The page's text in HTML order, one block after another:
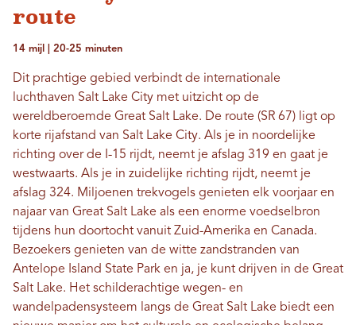
route
14 mijl | 20-25 minuten
Dit prachtige gebied verbindt de internationale
luchthaven Salt Lake City met uitzicht op de
wereldberoemde Great Salt Lake. De route (SR 67) ligt op
korte rijafstand van Salt Lake City. Als je in noordelijke
richting over de I-15 rijdt, neemt je afslag 319 en gaat je
westwaarts. Als je in zuidelijke richting rijdt, neemt je
afslag 324. Miljoenen trekvogels genieten elk voorjaar en
najaar van Great Salt Lake als een enorme voedselbron
tijdens hun doortocht vanuit Zuid-Amerika en Canada.
Bezoekers genieten van de witte zandstranden van
Antelope Island State Park en ja, je kunt drijven in de Great
Salt Lake. Het schilderachtige wegen- en
wandelpadensysteem langs de Great Salt Lake biedt een